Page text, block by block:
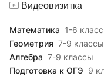
Видеовизитка
Математика 1-6
Геометрия 7-9 классы
Алгебра 7-9 классы
Подготовка к ОГЭ 9